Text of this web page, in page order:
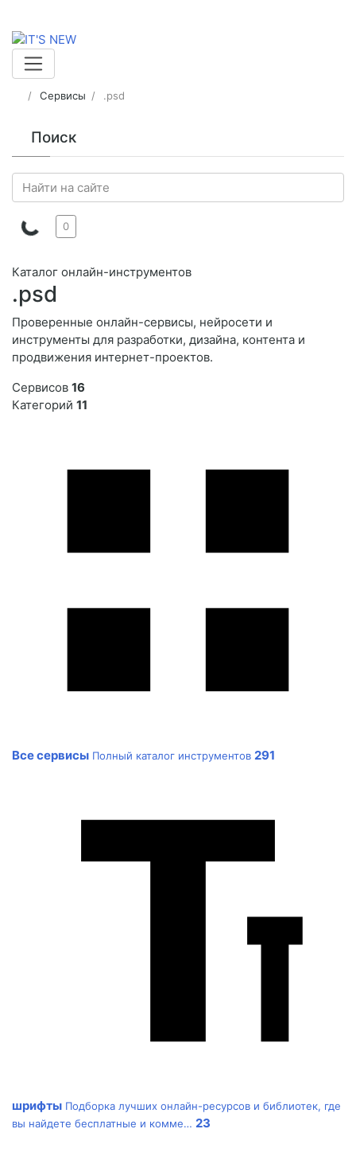
Сервисы .psd
Поиск
0
Каталог онлайн-инструментов
.psd
Проверенные онлайн-сервисы, нейросети и
инструменты для разработки, дизайна, контента и
продвижения интернет-проектов.
Сервисов 16
Категорий 11
Все сервисы Полный каталог инструментов 291
шрифты Подборка лучших онлайн-ресурсов и библиотек, где
вы найдете бесплатные и комме… 23